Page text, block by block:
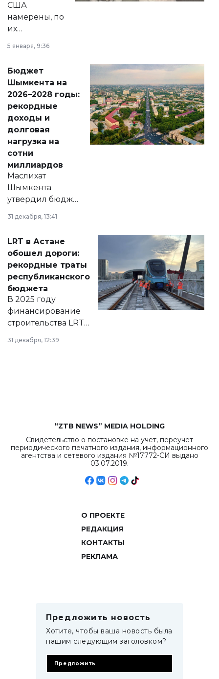
США
намерены, по
их
принести
народу
Венесуэлы.
5 января, 9:36
Бюджет
Шымкента на
2026–2028 годы:
рекордные
доходы и
долговая
нагрузка на
сотни
миллиардов
Маслихат
Шымкента
утвердил бюджет
города на 2026–
2028 годы.
документ
появился в базе
нормативных
правовых актов и
на сайте маслихат
города.
31 декабря, 13:41
LRT в Астане
обошел дороги:
рекордные траты
республиканского
бюджета
В 2025 году
финансирование
строительства LRT
в Астане из
республиканского
31 декабря, 12:39
“ZTB NEWS” MEDIA HOLDING
Свидетельство о постановке на учет, переучет
периодического печатного издания, информационного
агентства и сетевого издания №17772-СИ выдано
03.07.2019.
О ПРОЕКТЕ
РЕДАКЦИЯ
КОНТАКТЫ
РЕКЛАМА
Предложить новость
Хотите, чтобы ваша новость была
нашим следующим заголовком?
Предложить